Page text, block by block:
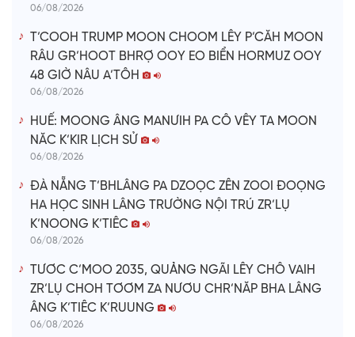
06/08/2026
T’COOH TRUMP MOON CHOOM LÊY P’CĂH MOON
RÂU GR’HOOT BHRỢ OOY EO BIỂN HORMUZ OOY
48 GIỜ NÂU A’TÔH
06/08/2026
HUẾ: MOONG ÂNG MANƯIH PA CÔ VÊY TA MOON
NĂC K’KIR LỊCH SỬ
06/08/2026
ĐÀ NẴNG T’BHLÂNG PA DZOỌC ZÊN ZOOI ĐOỌNG
HA HỌC SINH LÂNG TRƯỜNG NỘI TRÚ ZR’LỤ
K’NOONG K’TIÊC
06/08/2026
TƯƠC C’MOO 2035, QUẢNG NGÃI LÊY CHÔ VAIH
ZR’LỤ CHOH TƠƠM ZA NƯƠU CHR’NĂP BHA LÂNG
ÂNG K’TIÊC K’RUUNG
06/08/2026